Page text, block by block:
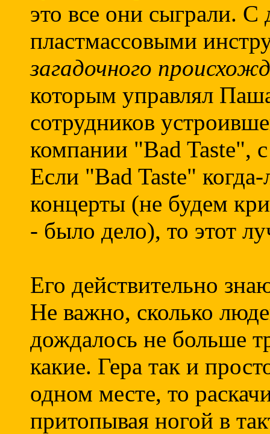
это все они сыграли.
пластмассовыми
загадочного
которым управлял
сотрудников
компании "Bad Taste",
Если "Bad Taste"
концерты (не будем
- было дело), то этот
Его действительно
Не важно, сколько
дождалось не больше
какие. Гера так и
одном месте, то
притопывая ногой в